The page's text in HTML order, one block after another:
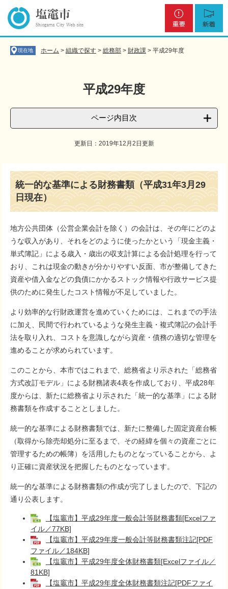
の
ー
現在地 ホーム > 組織で探す > 総務部 > 財政課 > 平成29年度
平成29年度
ページ内目次
更新日：2019年12月2日更新
統一的な基準による財務書類（平成31年3月29
日現在）
地方公共団体（公営企業会計を除く）の会計は、その年にどのよ
うな収入があり、それをどのように使ったかという「現金主義・
単式簿記」による歳入・歳出の収支計算による会計処理を行って
おり、これは現金の動きが分かりやすい反面、市が整備してきた
資産や借入金などの負債にかかるストック情報や行政サービス提
供のために発生したコスト情報が不足していました。
より効率的な行財政運営を進めていくためには、これまでの手法
に加え、民間で行われているような発生主義・複式簿記の会計手
法を取り入れ、コストを意識しながら資産・債務の適切な管理を
進めることが求められています。
このことから、本市ではこれまで、総務省より示された「総務省
方式改訂モデル」による財務諸表4表を作成しており、平成28年
度からは、新たに総務省より示された「統一的な基準」による財
務書類を作成することとしました。
統一的な基準による財務書類では、新たに整備した固定資産台帳
（取得から除売却処分に至るまで、その経緯を個々の資産ごとに
管理するための帳簿）を活用したものとなっていることから、よ
り正確に資産状況を把握したものとなっています。
統一的な基準による財務書類の作成が完了しましたので、下記の
通り公表します。
【塩竈市】平成29年度一般会計等財務書類[Excelファ
イル／77KB]
【塩竈市】平成29年度一般会計等財務書類注記[PDF
ファイル／184KB]
【塩竈市】平成29年度全体財務書類[Excelファイル／
81KB]
【塩竈市】平成29年度全体財務書類注記[PDFファイ